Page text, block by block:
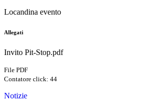
Locandina evento
Allegati
Invito Pit-Stop.pdf
File PDF
Contatore click: 44
Notizie